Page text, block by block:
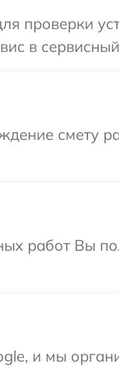
проверки
в
смету
работ Вы
и мы